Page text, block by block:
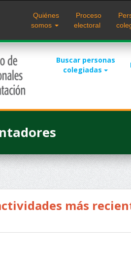
Quiénes
somos
Proceso
electoral
Buscar personas
colegiadas
más